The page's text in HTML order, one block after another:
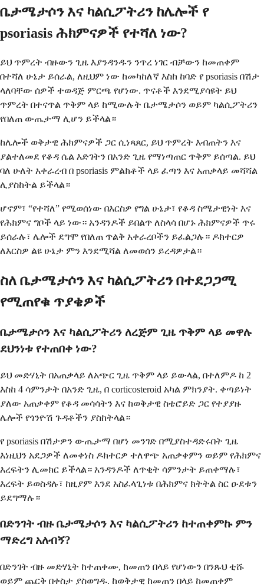
ቤታሜታሶን እና ካልሲፖትሪን ከሌሎች የ
psoriasis ሕክምናዎች የተሻለ ነው?
ይህ ጥምረት ብዙውን ጊዜ እያንዳንዱን ንጥረ ነገር ብቻውን ከመጠቀም
በተሻለ ሁኔታ ይሰራል, ለዚህም ነው ከመካከለኛ እስከ ከባድ የ psoriasis በሽታ
ላለባቸው ሰዎች ተወዳጅ ምርጫ የሆነው. ጥናቶች እንደሚያሳዩት ይህ
ጥምረት በተናጥል ጥቅም ላይ ከሚውሉት ቤታሜታሶን ወይም ካልሲፖትሪን
የበለጠ ውጤታማ ሊሆን ይችላል።
ከሌሎች ወቅታዊ ሕክምናዎች ጋር ሲነጻጸር, ይህ ጥምረት እብጠትን እና
ያልተለመደ የቆዳ ሴል እድገትን በአንድ ጊዜ የማነጣጠር ጥቅም ይሰጣል. ይህ
ባለ ሁለት አቀራረብ በ psoriasis ምልክቶች ላይ ፈጣን እና አጠቃላይ መሻሻል
ሊያስከትል ይችላል።
ሆኖም፣ “የተሻለ” የሚወሰነው በእርስዎ የግል ሁኔታ፣ የቆዳ ስሜታዊነት እና
የሕክምና ግቦች ላይ ነው። አንዳንዶች ይበልጥ ለስላሳ በሆኑ ሕክምናዎች ጥሩ
ይሰራሉ፣ ሌሎች ደግሞ የበለጠ ጥልቅ አቀራረቦችን ይፈልጋሉ። ዶክተርዎ
ለእርስዎ ልዩ ሁኔታ ምን እንደሚሻል ለመወሰን ይረዳዎታል።
ስለ ቤታሜታሶን እና ካልሲፖትሪን በተደጋጋሚ
የሚጠየቁ ጥያቄዎች
ቤታሜታሶን እና ካልሲፖትሪን ለረጅም ጊዜ ጥቅም ላይ መዋሉ
ደህንነቱ የተጠበቀ ነው?
ይህ መድሃኒት በአጠቃላይ ለአጭር ጊዜ ጥቅም ላይ ይውላል, በተለምዶ ከ 2
እስከ 4 ሳምንታት በአንድ ጊዜ, በ corticosteroid አካል ምክንያት. ቀጣይነት
ያለው አጠቃቀም የቆዳ መሳሳትን እና ከወቅታዊ ስቴሮይድ ጋር የተያያዙ
ሌሎች የጎንዮሽ ጉዳቶችን ያስከትላል።
የ psoriasis በሽታዎን ውጤታማ በሆነ መንገድ በሚያስተዳድሩበት ጊዜ
እነዚህን አደጋዎች ለመቀነስ ዶክተርዎ ተለዋጭ አጠቃቀምን ወይም የሕክምና
እረፍትን ሊመክር ይችላል። አንዳንዶች ለጥቂት ሳምንታት ይጠቀማሉ፣
እረፍት ይወስዳሉ፣ ከዚያም እንደ አስፈላጊነቱ በሕክምና ክትትል ስር ዑደቱን
ይደግማሉ።
በድንገት ብዙ ቤታሜታሶን እና ካልሲፖትሪን ከተጠቀምኩ ምን
ማድረግ አለብኝ?
በድንገት ብዙ መድሃኒት ከተጠቀሙ, ከመጠን በላይ የሆነውን በንጹህ ቲሹ
ወይም ጨርቅ በቀስታ ያስወግዱ. ከወቅታዊ ከመጠን በላይ ከመጠቀም